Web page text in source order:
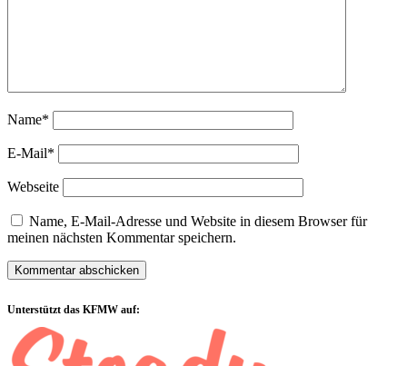
Name*
E-Mail*
Webseite
Name, E-Mail-Adresse und Website in diesem Browser für
meinen nächsten Kommentar speichern.
Sidebar
Unterstützt das KFMW auf: